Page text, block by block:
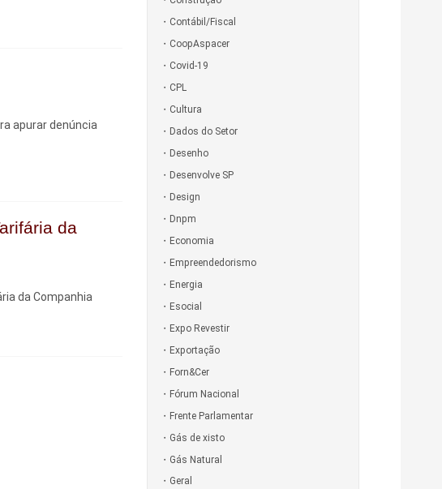
apurar denúncia
da
da Companhia
Contábil/Fiscal
CoopAspacer
Covid-19
CPL
Cultura
Dados do Setor
Desenho
Desenvolve SP
Design
Dnpm
Economia
Empreendedorismo
Energia
Esocial
Expo Revestir
Exportação
Forn&Cer
Fórum Nacional
Frente Parlamentar
Gás de xisto
Gás Natural
Geral